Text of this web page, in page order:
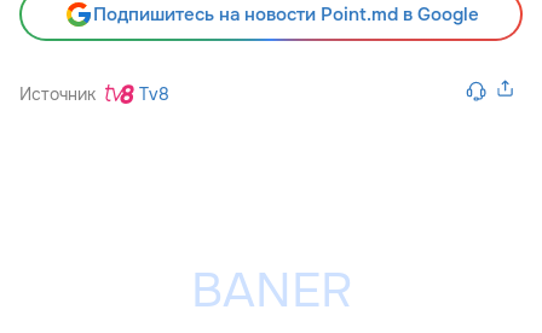
Подпишитесь на новости Point.md в Google
Источник Tv8